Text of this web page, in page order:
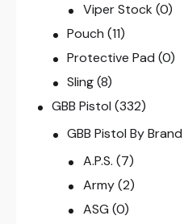
Viper Stock (0)
Pouch (11)
Protective Pad (0)
Sling (8)
GBB Pistol (332)
GBB Pistol By Brand
A.P.S. (7)
Army (2)
ASG (0)